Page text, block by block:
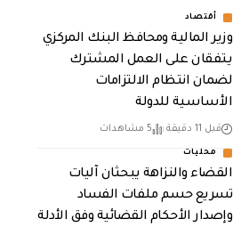
أقتصاد
وزير المالية ومحافظ البنك المركزي
يتفقان على العمل المشترك
لضمان انتظام الالتزامات
الأساسية للدولة
قبل 11 دقيقة 5 مشاهدات
محليات
القضاء والنزاهة يبحثان آليات
تسريع حسم ملفات الفساد
وإصدار الأحكام القضائية وفق الأدلة